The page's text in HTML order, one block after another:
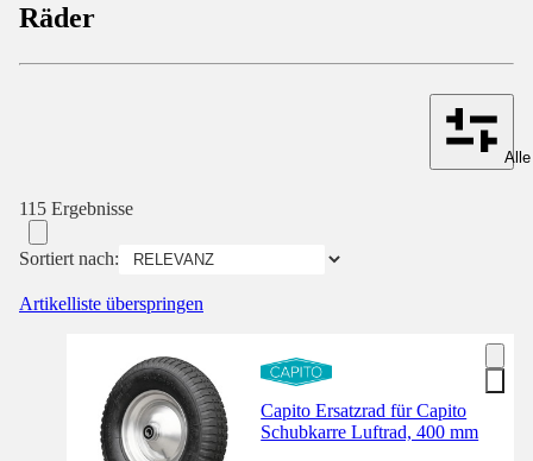
Räder
115 Ergebnisse
Sortiert nach:
Artikelliste überspringen
Capito Ersatzrad für Capito
Schubkarre Luftrad, 400 mm